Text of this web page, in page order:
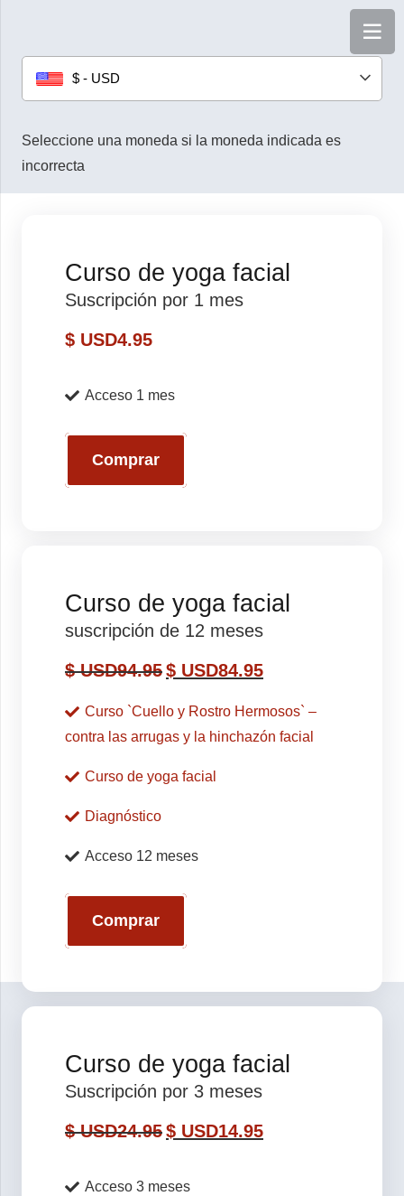
$ - USD
Seleccione una moneda si la moneda indicada es
incorrecta
Curso de yoga facial
Suscripción por 1 mes
$ USD4.95
Acceso 1 mes
Comprar
Curso de yoga facial
suscripción de 12 meses
$ USD94.95$ USD84.95
Curso `Cuello y Rostro Hermosos` –
contra las arrugas y la hinchazón facial
Curso de yoga facial
Diagnóstico
Acceso 12 meses
Comprar
Curso de yoga facial
Suscripción por 3 meses
$ USD24.95$ USD14.95
Acceso 3 meses